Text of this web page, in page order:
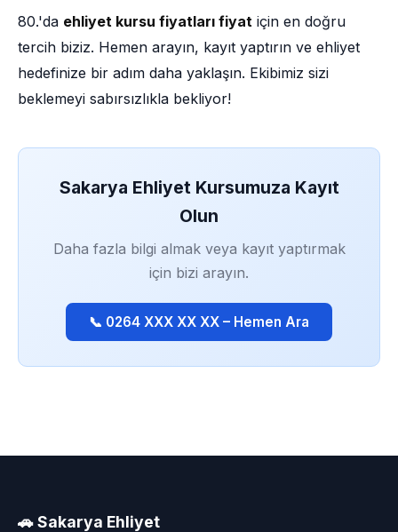
80.'da ehliyet kursu fiyatları fiyat için en doğru
tercih biziz. Hemen arayın, kayıt yaptırın ve ehliyet
hedefinize bir adım daha yaklaşın. Ekibimiz sizi
beklemeyi sabırsızlıkla bekliyor!
Sakarya Ehliyet Kursumuza Kayıt
Olun
Daha fazla bilgi almak veya kayıt yaptırmak
için bizi arayın.
📞 0264 XXX XX XX – Hemen Ara
🚗 Sakarya Ehliyet